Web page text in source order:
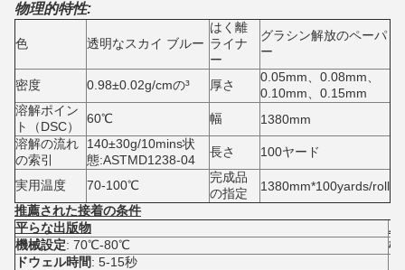
物理的特性:
色 透明なスカイ ブルー
はく離
ライナ
ー
グラシン解放のペーパ
ー
密度 0.98±0.02g/cmの³ 厚さ
0.05mm、0.08mm、
0.10mm、0.15mm
溶解ポイン
ト（DSC）
60℃ 幅
1380mm
溶解の流れ
の索引
140±30g/10mins状
態:ASTMD1238-04
長さ 100ヤード
実用温度 70-100℃
完成品
の指定
1380mm*100yards/roll
推薦された接着の条件
平らな出版物
二
機械設定: 70℃-80℃
機
ドウェル時間: 5-15秒